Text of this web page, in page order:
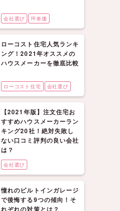
会社選び 坪単価
ローコスト住宅人気ランキ
ング！2021年オススメの
ハウスメーカーを徹底比較
ローコスト住宅 会社選び
【2021年版】注文住宅お
すすめハウスメーカーラン
キング20社！絶対失敗し
ない口コミ評判の良い会社
は？
会社選び
憧れのビルトインガレージ
で後悔する9つの傾向！そ
れぞれの対策とは？